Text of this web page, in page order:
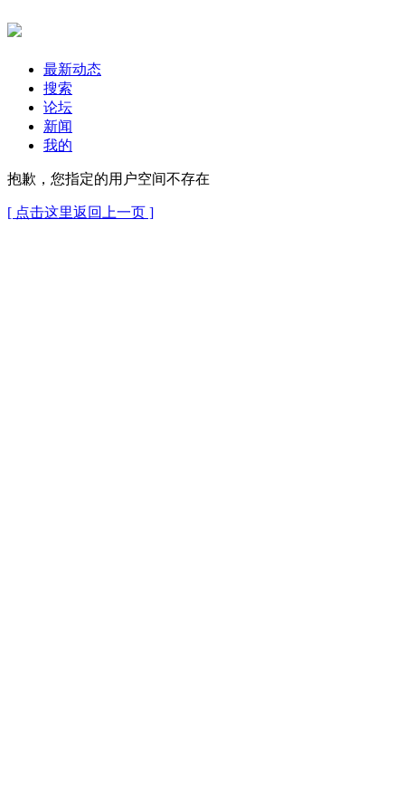
最新动态
搜索
论坛
新闻
我的
抱歉，您指定的用户空间不存在
[ 点击这里返回上一页 ]